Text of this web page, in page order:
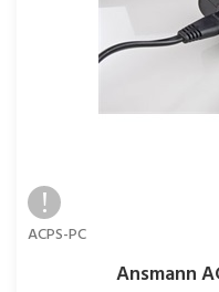
ACPS-PC
Ansmann